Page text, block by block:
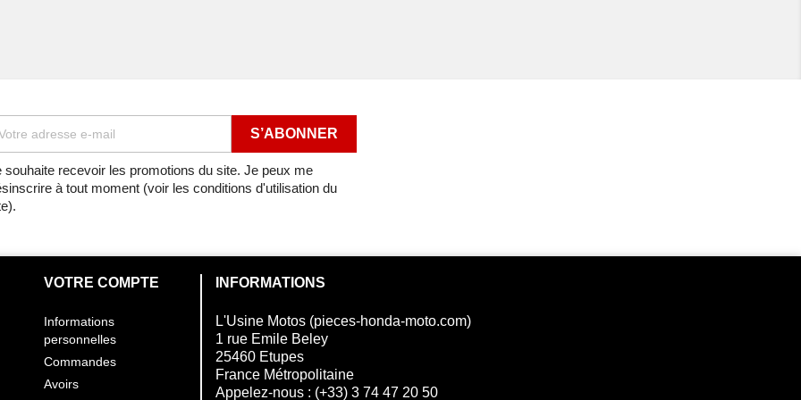
1999 ROUE AVANT
de 2000 ROUE AVANT
2000
ROUE AVANT
ROUE AVANT
ROUE AVANT
ROUE AVANT
souhaite recevoir les promotions du site. Je peux me
à tout moment (voir les conditions d'utilisation du
VOTRE COMPTE
Informations
personnelles
Commandes
Avoirs
INFORMATIONS
L'Usine Motos (pieces-honda-moto.com)
1 rue Emile Beley
25460 Etupes
France Métropolitaine
Appelez-nous : (+33) 3 74 47 20 50